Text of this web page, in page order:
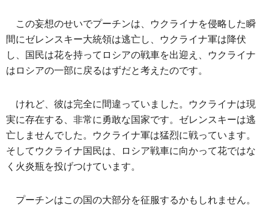
この妄想のせいでプーチンは、ウクライナを侵略した瞬
間にゼレンスキー大統領は逃亡し、ウクライナ軍は降伏
し、国民は花を持ってロシアの戦車を出迎え、ウクライナ
はロシアの一部に戻るはずだと考えたのです。
けれど、彼は完全に間違っていました。ウクライナは現
実に存在する、非常に勇敢な国家です。ゼレンスキーは逃
亡しませんでした。ウクライナ軍は猛烈に戦っています。
そしてウクライナ国民は、ロシア戦車に向かって花ではな
く火炎瓶を投げつけています。
プーチンはこの国の大部分を征服するかもしれません。